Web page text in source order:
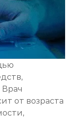
от возраста